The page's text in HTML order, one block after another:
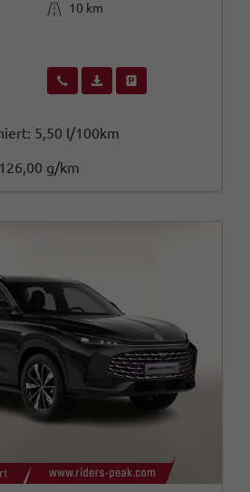
Kilometerstand
10 km
Wir rufen Sie anFahrzeugexposé (PDF)
5,50 l/100km
126,00 g/km